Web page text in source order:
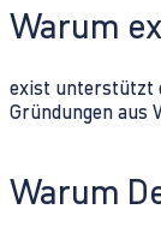
Warum
exist unterstützt
Gründungen aus
Warum